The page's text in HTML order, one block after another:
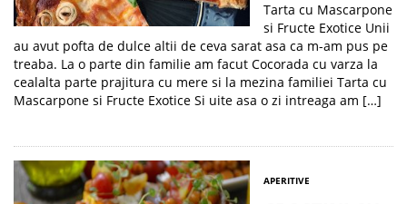
Tarta cu Mascarpone
si Fructe Exotice Unii
au avut pofta de dulce altii de ceva sarat asa ca m-am pus pe
treaba. La o parte din familie am facut Cocorada cu varza la
cealalta parte prajitura cu mere si la mezina familiei Tarta cu
Mascarpone si Fructe Exotice Si uite asa o zi intreaga am […]
APERITIVE